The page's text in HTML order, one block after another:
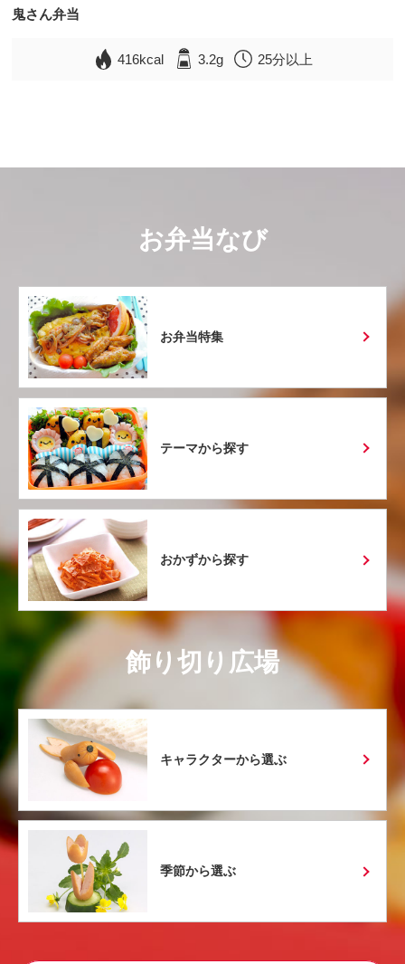
鬼さん弁当
416kcal 3.2g 25分以上
お弁当なび
お弁当特集
テーマから探す
おかずから探す
飾り切り広場
キャラクターから選ぶ
季節から選ぶ